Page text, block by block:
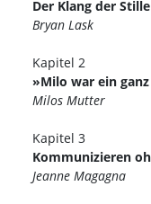
Der Klang der Stille
Bryan Lask
Kapitel 2
»Milo war ein
Milos Mutter
Kapitel 3
Kommunizieren
Jeanne Magagna